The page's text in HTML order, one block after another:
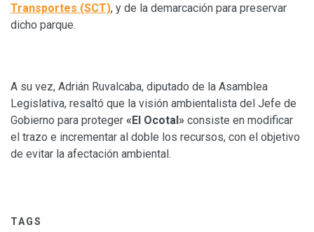
Transportes (SCT), y de la demarcación para preservar
dicho parque.
A su vez, Adrián Ruvalcaba, diputado de la Asamblea
Legislativa, resaltó que la visión ambientalista del Jefe de
Gobierno para proteger «El Ocotal» consiste en modificar
el trazo e incrementar al doble los recursos, con el objetivo
de evitar la afectación ambiental.
TAGS